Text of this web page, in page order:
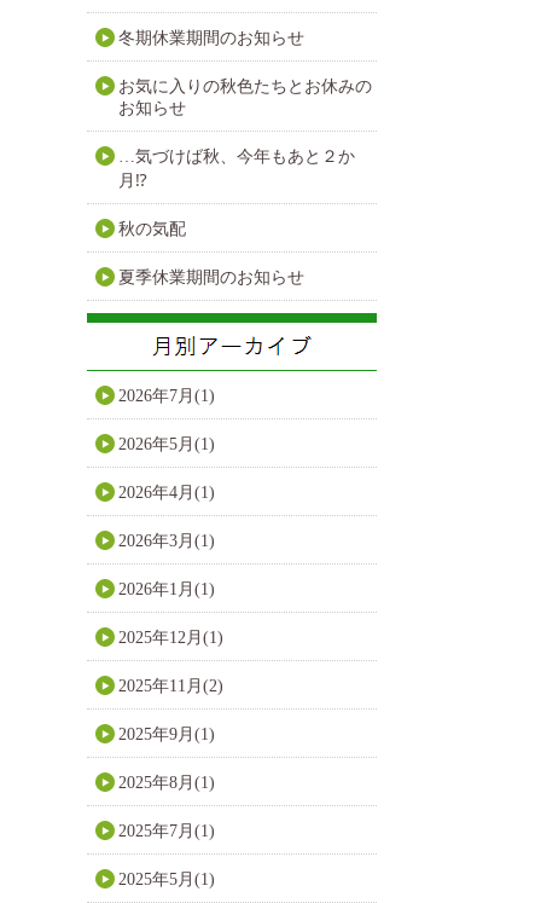
冬期休業期間のお知らせ
お気に入りの秋色たちとお休みの
お知らせ
…気づけば秋、今年もあと２か
月⁉
秋の気配
夏季休業期間のお知らせ
2026年7月(1)
2026年5月(1)
2026年4月(1)
2026年3月(1)
2026年1月(1)
2025年12月(1)
2025年11月(2)
2025年9月(1)
2025年8月(1)
2025年7月(1)
2025年5月(1)